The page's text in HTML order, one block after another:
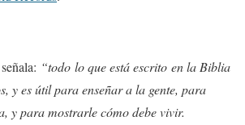
“todo lo que está escrito en la Biblia
y es útil para enseñar a la gente, para
y para mostrarle cómo debe vivir.